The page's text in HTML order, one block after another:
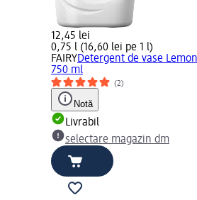
12,45 lei
0,75 l (16,60 lei pe 1 l)
FAIRYDetergent de vase
750 ml
(2)
Notă
Livrabil
selectare magazin dm